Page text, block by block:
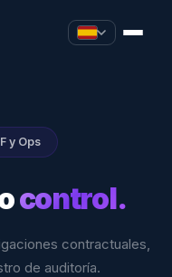
y Ops
control.
contractuales,
de auditoría.